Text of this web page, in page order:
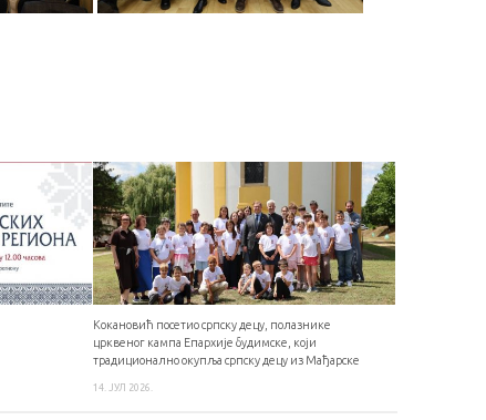
Кокановић посетио српску децу, полазнике
црквеног кампа Епархије будимске, који
традиционално окупља српску децу из Мађарске
14. ЈУЛ 2026.